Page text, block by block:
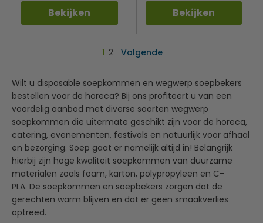
Bekijken Bekijken
1 2 Volgende
Wilt u disposable soepkommen en wegwerp soepbekers
bestellen voor de horeca? Bij ons profiteert u van een
voordelig aanbod met diverse soorten wegwerp
soepkommen die uitermate geschikt zijn voor de horeca,
catering, evenementen, festivals en natuurlijk voor afhaal
en bezorging. Soep gaat er namelijk altijd in! Belangrijk
hierbij zijn hoge kwaliteit soepkommen van duurzame
materialen zoals foam, karton, polypropyleen en C-
PLA. De soepkommen en soepbekers zorgen dat de
gerechten warm blijven en dat er geen smaakverlies
optreed.